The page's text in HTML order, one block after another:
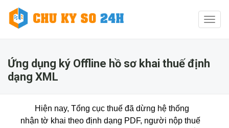
Ứng dụng ký Offline hồ sơ khai thuế định
dạng XML
Hiện nay, Tổng cục thuế đã dừng hệ thống
nhận tờ khai theo định dạng PDF, người nộp thuế